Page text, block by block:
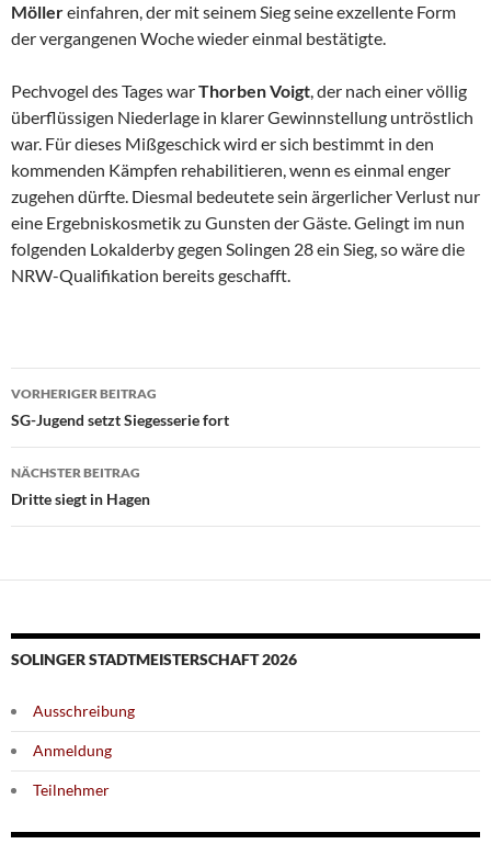
Möllereinfahren, der mit seinem Sieg seine exzellente Form
der vergangenen Woche wieder einmal bestätigte.
Pechvogel des Tages warThorben Voigt, der nach einer völlig
überflüssigen Niederlage in klarer Gewinnstellung untröstlich
war. Für dieses Mißgeschick wird er sich bestimmt in den
kommenden Kämpfen rehabilitieren, wenn es einmal enger
zugehen dürfte. Diesmal bedeutete sein ärgerlicher Verlust nur
eine Ergebniskosmetik zu Gunsten der Gäste. Gelingt im nun
folgenden Lokalderby gegen Solingen 28 ein Sieg, so wäre die
NRW-Qualifikation bereits geschafft.
Beitragsnavigation
VORHERIGER BEITRAG
SG-Jugend setzt Siegesserie fort
NÄCHSTER BEITRAG
Dritte siegt in Hagen
SOLINGER STADTMEISTERSCHAFT 2026
Ausschreibung
Anmeldung
Teilnehmer